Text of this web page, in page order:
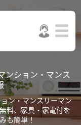
ンション・マンス
ン・マンスリーマン
料、家具・家電付を
も簡単！